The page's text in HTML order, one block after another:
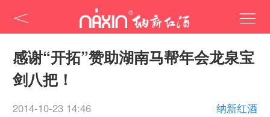
感谢“开拓”赞助湖南马帮年会龙泉宝
剑八把！
纳新红酒
2014-10-23 14:46